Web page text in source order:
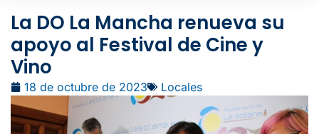
La DO La Mancha renueva su
apoyo al Festival de Cine y
Vino
18 de octubre de 2023 Locales